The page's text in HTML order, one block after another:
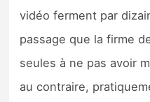
vidéo ferment par
passage que la firme
seules à ne pas avoir
au contraire,